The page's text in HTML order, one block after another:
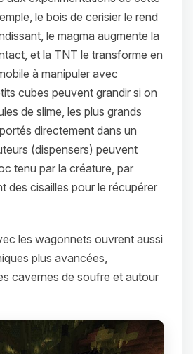
le bois de cerisier le rend
le magma augmente la
et la TNT le transforme en
à manipuler avec
cubes peuvent grandir si on
de slime, les plus grands
directement dans un
(dispensers) peuvent
tenu par la créature, par
des cisailles pour le récupérer
les wagonnets ouvrent aussi
plus avancées,
cavernes de soufre et autour